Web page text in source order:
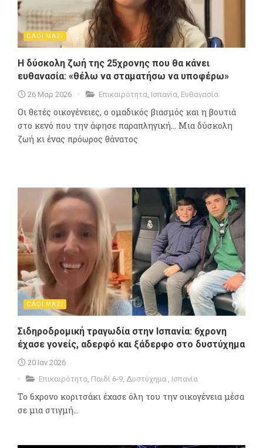
ΟΛΟΙ ΜΑΖΙ
Η δύσκολη ζωή της 25χρονης που θα κάνει
ευθανασία: «θέλω να σταματήσω να υποφέρω»
26 Μαρ 2026 Επικαιρότητα, Ισπανία, Ευθανασία
Οι θετές οικογένειες, ο ομαδικός βιασμός και η βουτιά
στο κενό που την άφησε παραπληγική... Μια δύσκολη
ζωή κι ένας πρόωρος θάνατος
ΟΛΟΙ ΜΑΖΙ
Σιδηροδρομική τραγωδία στην Ισπανία: 6χρονη
έχασε γονείς, αδερφό και ξάδερφο στο δυστύχημα
20 Ιαν 2026
Επικαιρότητα, Παιδί 6-9, Δυστύχημα , Ισπανία
Το 6χρονο κοριτσάκι έχασε όλη του την οικογένεια μέσα
σε μια στιγμή...